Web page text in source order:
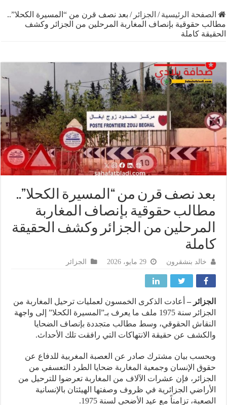
الرئيسية /الجزائر/بعد نصف قرن من “المسيرة الكحلا”..
حقوقية بإنصاف المغاربة المرحلين من الجزائر وكشف
كاملة
نصف قرن من “المسيرة الكحلا”..
حقوقية بإنصاف المغاربة
من الجزائر وكشف الحقيقة
خالد بنشقرون الجزائر
–أعادت الذكرى الخمسون لعمليات ترحيل المغاربة من
الجزائر سنة 1975 ملف ما يعرف بـ”المسيرة الكحلا” إلى واجهة
الحقوقي، وسط مطالب متجددة بإنصاف الضحايا
عن حقيقة الانتهاكات التي رافقت تلك الأحداث.
بيان مشترك صادر عن العصبة المغربية للدفاع عن
الإنسان وجمعية المغاربة ضحايا الطرد التعسفي من
فإن عشرات الآلاف من المغاربة تعرضوا للترحيل من
الجزائرية في ظروف وصفتها الهيئتان بالإنسانية
تزامناً مع عيد الأضحى لسنة 1975.